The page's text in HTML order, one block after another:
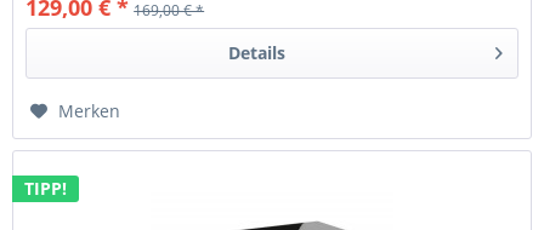
129,00 € * 169,00 € *
Details
Merken
TIPP!